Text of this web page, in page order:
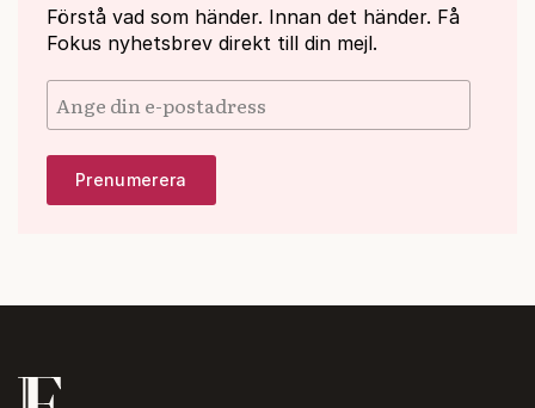
Förstå vad som händer. Innan det händer. Få
Fokus nyhetsbrev direkt till din mejl.